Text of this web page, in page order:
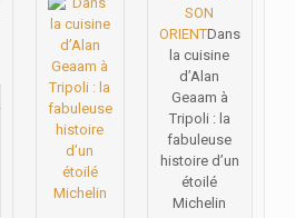
SON
ORIENTDans
la cuisine
d’Alan
Geaam à
Tripoli : la
fabuleuse
histoire d’un
étoilé
Michelin